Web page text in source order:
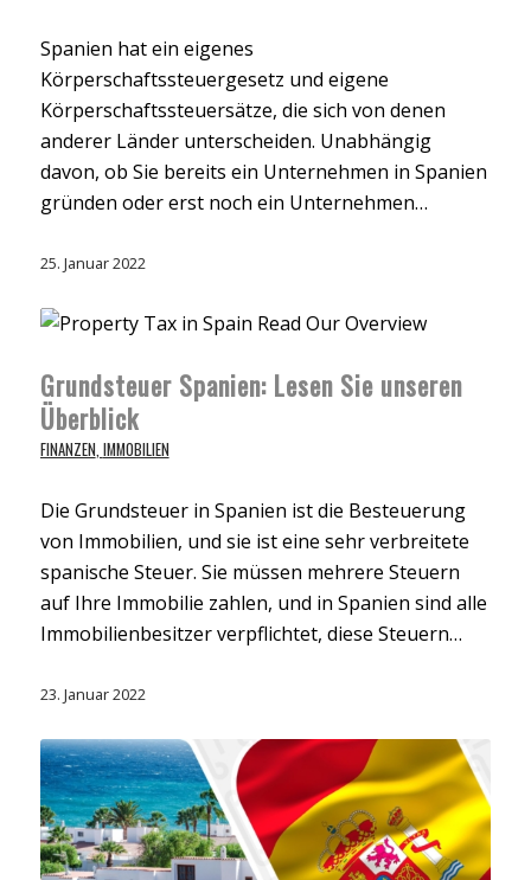
Spanien hat ein eigenes
Körperschaftssteuergesetz und eigene
Körperschaftssteuersätze, die sich von denen
anderer Länder unterscheiden. Unabhängig
davon, ob Sie bereits ein Unternehmen in Spanien
gründen oder erst noch ein Unternehmen…
25. Januar 2022
Grundsteuer Spanien: Lesen Sie unseren
Überblick
FINANZEN IMMOBILIEN
Die Grundsteuer in Spanien ist die Besteuerung
von Immobilien, und sie ist eine sehr verbreitete
spanische Steuer. Sie müssen mehrere Steuern
auf Ihre Immobilie zahlen, und in Spanien sind alle
Immobilienbesitzer verpflichtet, diese Steuern…
23. Januar 2022